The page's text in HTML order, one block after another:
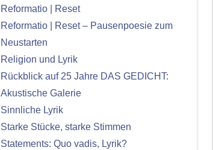
Reformatio | Reset
Reformatio | Reset – Pausenpoesie zum
Neustarten
Religion und Lyrik
Rückblick auf 25 Jahre DAS GEDICHT:
Akustische Galerie
Sinnliche Lyrik
Starke Stücke, starke Stimmen
Statements: Quo vadis, Lyrik?